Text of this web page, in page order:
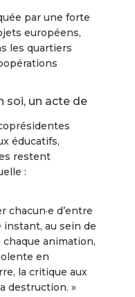
par une forte
européens,
les quartiers
soi, un acte de
éducatifs,
restent
:
chacun·e d’entre
instant, au sein de
animation,
en
la critique aux
destruction. »